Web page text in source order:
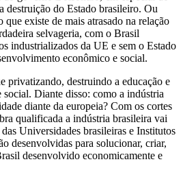
destruição do Estado brasileiro. Ou
que existe de mais atrasado na relação
selvageria, com o Brasil
industrializados da UE e sem o Estado
econômico e social.
privatizando, destruindo a educação e
social. Diante disso: como a indústria
diante da europeia? Com os cortes
qualificada a indústria brasileira vai
Universidades brasileiras e Institutos
desenvolvidas para solucionar, criar,
desenvolvido economicamente e